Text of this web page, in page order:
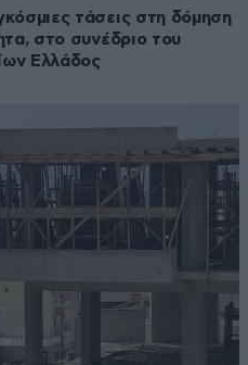
τάσεις στη δόμηση
στο συνέδριο του
Ελλάδος